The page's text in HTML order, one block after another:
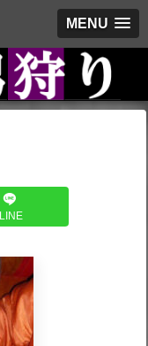
MENU
LINE